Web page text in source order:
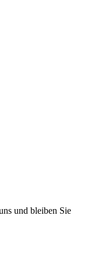
und bleiben Sie